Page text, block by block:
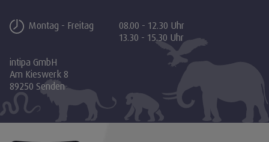
Montag - Freitag
08.00 - 12.30 Uhr
13.30 - 15.30 Uhr
intipa GmbH
Am Kieswerk 8
89250 Senden